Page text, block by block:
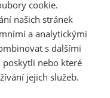
programu
malých a
ČR (AMSP
cookie.
našich stránek
a analytickými
s dalšími
nebo které
jejich služeb.